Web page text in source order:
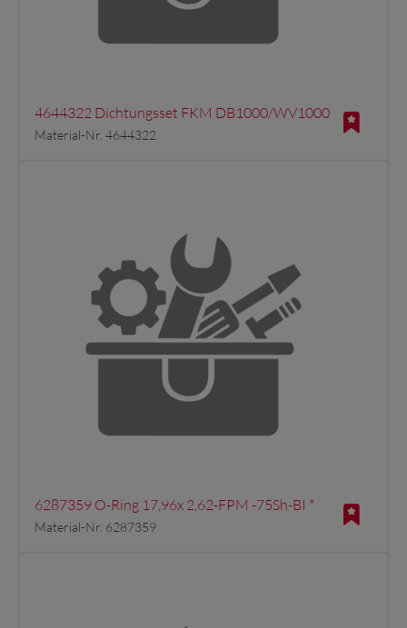
4644322 Dichtungsset FKM DB1000/WV1000
Material-Nr. 4644322
6287359 O-Ring 17,96x 2,62-FPM -75Sh-BI *
Material-Nr. 6287359